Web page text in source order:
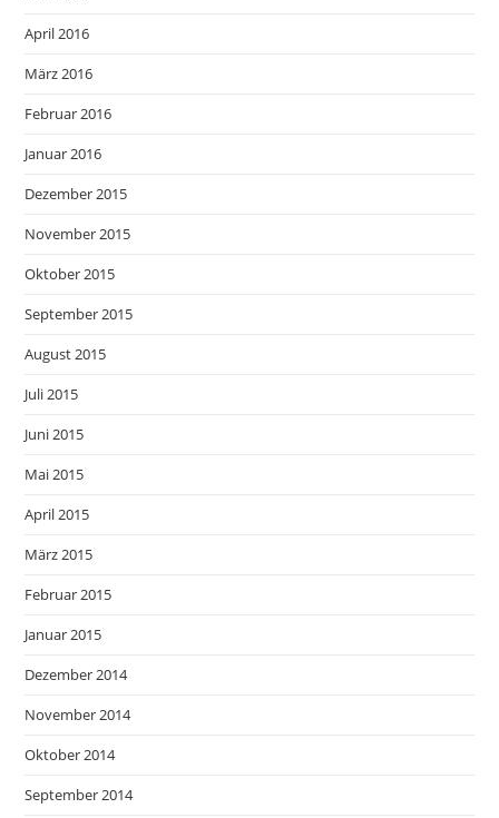
April 2016
März 2016
Februar 2016
Januar 2016
Dezember 2015
November 2015
Oktober 2015
September 2015
August 2015
Juli 2015
Juni 2015
Mai 2015
April 2015
März 2015
Februar 2015
Januar 2015
Dezember 2014
November 2014
Oktober 2014
September 2014